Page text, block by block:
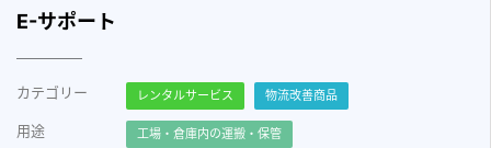
E-サポート
カテゴリー レンタルサービス 物流改善商品
用途 工場・倉庫内の運搬・保管